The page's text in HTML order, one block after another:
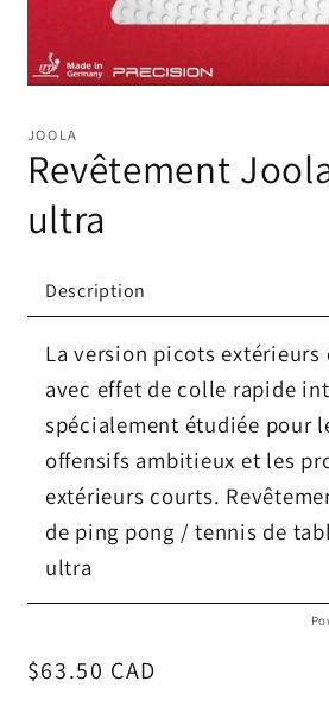
média
dans
une
fenêtre
modale
JOOLA
Revêtement
ultra
Description
La version picots extérieurs
avec effet de colle rapide
spécialement étudiée pour
offensifs ambitieux et les
extérieurs courts.
de ping pong / tennis de
ultra
Prix
$63.50 CAD